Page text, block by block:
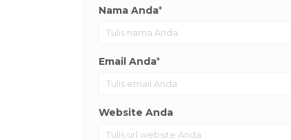
Nama Anda*
Email Anda*
Website Anda